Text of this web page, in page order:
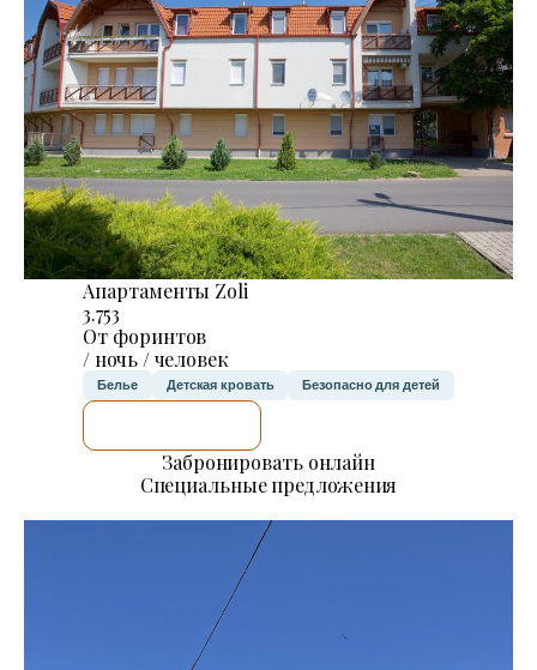
Апартаменты Zoli
3.753
От форинтов
/ ночь / человек
Белье Детская кровать Безопасно для детей
Забронировать онлайн
Специальные предложения